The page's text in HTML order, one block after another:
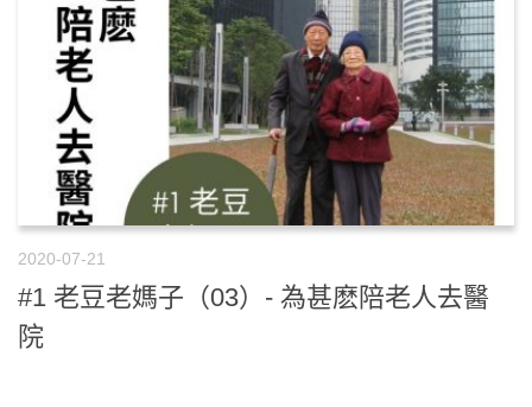
2020-07-21
#1 老豆老媽子（03）- 為甚麽陪老人去醫
院